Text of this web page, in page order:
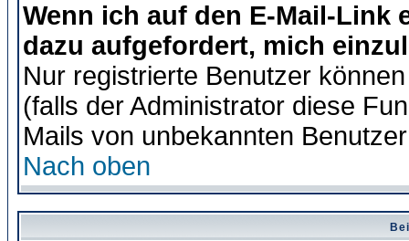
Wenn ich auf den E-Mail-Link
dazu aufgefordert, mich
Nur registrierte Benutzer
(falls der Administrator diese
Mails von unbekannten
Nach oben